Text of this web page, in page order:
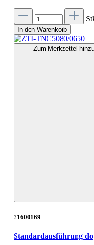
In den Warenkorb
Zum Merkzettel
31600169
Standardausführung